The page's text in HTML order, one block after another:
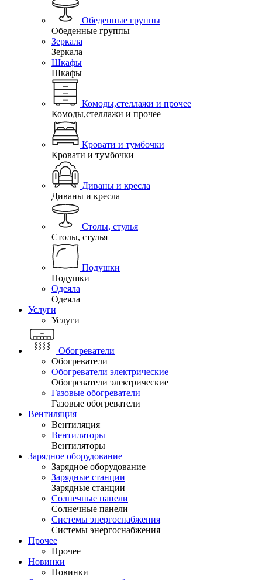
Обеденные группы
Обеденные группы
Зеркала
Зеркала
Шкафы
Шкафы
Комоды,стеллажи и прочее
Комоды,стеллажи и прочее
Кровати и тумбочки
Кровати и тумбочки
Диваны и кресла
Диваны и кресла
Столы, стулья
Столы, стулья
Подушки
Подушки
Одеяла
Одеяла
Услуги
Услуги
Обогреватели
Обогреватели
Обогреватели электрические
Обогреватели электрические
Газовые обогреватели
Газовые обогреватели
Вентиляция
Вентиляция
Вентиляторы
Вентиляторы
Зарядное оборудование
Зарядное оборудование
Зарядные станции
Зарядные станции
Солнечные панели
Солнечные панели
Системы энергоснабжения
Системы энергоснабжения
Прочее
Прочее
Новинки
Новинки